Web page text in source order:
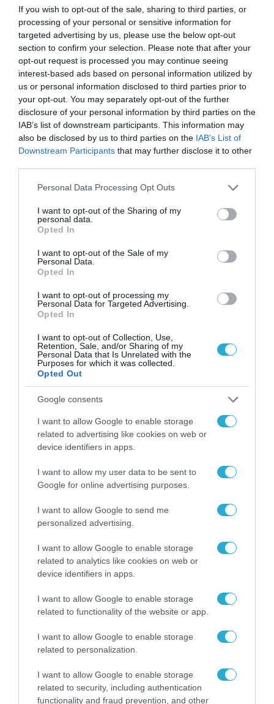
If you wish to opt-out of the sale, sharing to third parties, or
processing of your personal or sensitive information for
targeted advertising by us, please use the below opt-out
section to confirm your selection. Please note that after your
opt-out request is processed you may continue seeing
interest-based ads based on personal information utilized by
us or personal information disclosed to third parties prior to
your opt-out. You may separately opt-out of the further
disclosure of your personal information by third parties on the
IAB’s list of downstream participants. This information may
also be disclosed by us to third parties on the IAB’s List of
Downstream Participants that may further disclose it to other
Please note that this website/app uses one or more Google
not limited to your visit or usage behaviour. You may click to
grant or deny consent to Google and its third-party tags to
use your data for below specified purposes in below Google
consent section.
Personal Data Processing Opt Outs
I want to opt-out of the Sharing of my
personal data.
Opted In
I want to opt-out of the Sale of my
Personal Data.
Opted In
I want to opt-out of processing my
Personal Data for Targeted Advertising.
Opted In
I want to opt-out of Collection, Use,
Retention, Sale, and/or Sharing of my
Personal Data that Is Unrelated with the
Purposes for which it was collected.
Opted Out
Google consents
I want to allow Google to enable storage
related to advertising like cookies on web or
device identifiers in apps.
I want to allow my user data to be sent to
Google for online advertising purposes.
I want to allow Google to send me
personalized advertising.
I want to allow Google to enable storage
related to analytics like cookies on web or
device identifiers in apps.
I want to allow Google to enable storage
related to functionality of the website or app.
I want to allow Google to enable storage
related to personalization.
I want to allow Google to enable storage
related to security, including authentication
functionality and fraud prevention, and other
ΡΟΗ ΕΙΔΗΣΕΩΝ
Το χρηματοδοτούμενο
από την ΕΕ έργο “The
Gaming Police”
ενισχύει την ασφάλεια
των παιδιών στο
διαδίκτυο
31.07.2026
ΑΑΔΕ: Διευκρινίσεις
για τα πρόστιμα σε
παραβάσεις που
αφορούν τους ΦΗΜ
31.07.2026
Σ. Καλαφάτης: «Η
Τεχνητή Νοημοσύνη
νέα τεχνολογία, είναι
μια νέα βιομηχανική
επανάσταση»
31.07.2026
Νέος οδηγός του ΕΚΤ
για τη χρηματοδότηση
των ελληνικών
χώρο της άμυνας
31.07.2026
Η πιο ταξιδιάρικη
καλοκαιριού έχει την
υπογραφή της Xiaomi
31.07.2026
ΟΛΗ Η ΡΟΗ ΕΙΔΗΣΕΩΝ